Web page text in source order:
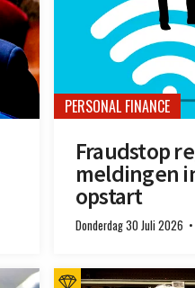
PERSONAL FINANCE
Fraudstop
meldingen
opstart
Donderdag 30 Juli 2026